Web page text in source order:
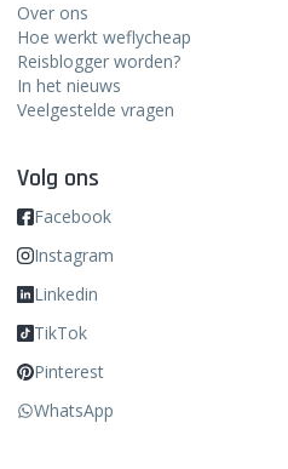
Over ons
Hoe werkt weflycheap
Reisblogger worden?
In het nieuws
Veelgestelde vragen
Volg ons
Facebook
Instagram
Linkedin
TikTok
Pinterest
WhatsApp